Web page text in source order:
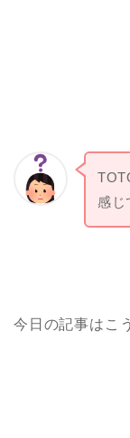
感じ
今日の記事はこ